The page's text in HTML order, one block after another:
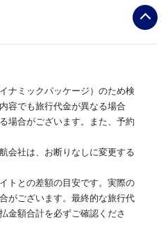
ナミックパッケージ）のため検
容でも旅行代金が異なる場合
場合がございます。また、予約
会社は、お断りなしに変更する
トとの差額の目安です。実際の
がございます。最終的な旅行代
金額合計を必ずご確認くださ